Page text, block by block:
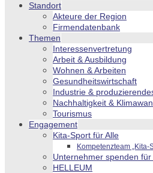
Standort
Akteure der Region
Firmendatenbank
Themen
Interessenvertretung
Arbeit & Ausbildung
Wohnen & Arbeiten
Gesundheitswirtschaft
Industrie &
Nachhaltigkeit &
Tourismus
Engagement
Kita-Sport für Alle
Kompetenzteam „Kita-
Unternehmer spenden
HELLEUM